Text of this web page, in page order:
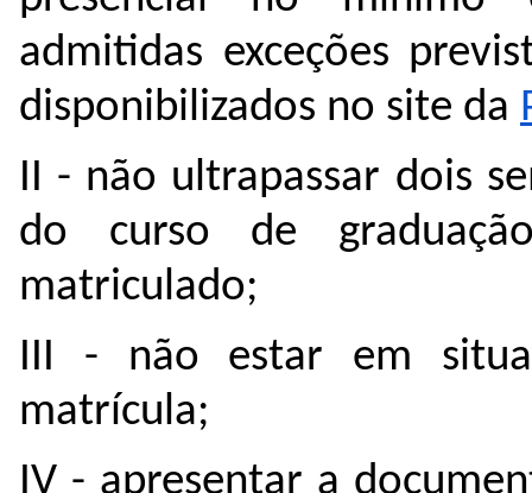
admitidas exceções
disponibilizados no site da
II - não ultrapassar dois
do curso de
matriculado;
III - não estar em
matrícula;
IV - apresentar a